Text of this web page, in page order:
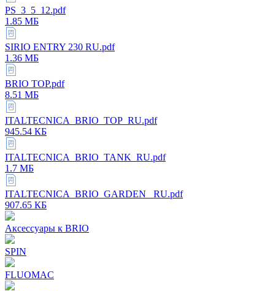
PS_3_5_12.pdf
1.85 МБ
SIRIO ENTRY 230 RU.pdf
1.36 МБ
BRIO TOP.pdf
8.51 МБ
ITALTECNICA_BRIO_TOP_RU.pdf
945.54 КБ
ITALTECNICA_BRIO_TANK_RU.pdf
1.7 МБ
ITALTECNICA_BRIO_GARDEN_ RU.pdf
907.65 КБ
Аксессуары к BRIO
SPIN
FLUOMAC